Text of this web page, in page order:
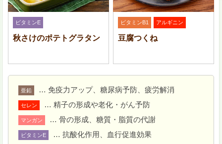
あじの小骨を抜く。塩・こしょうをふり、小麦粉を全体
に薄くまぶす。
ビタミンE
秋さけのポテトグラタン
ビタミンB1 アルギニン
豆腐つくね
亜鉛 … 免疫力アップ、糖尿病予防、疲労解消
セレン … 精子の形成や老化・がん予防
マンガン … 骨の形成、糖質・脂質の代謝
ビタミンE … 抗酸化作用、血行促進効果